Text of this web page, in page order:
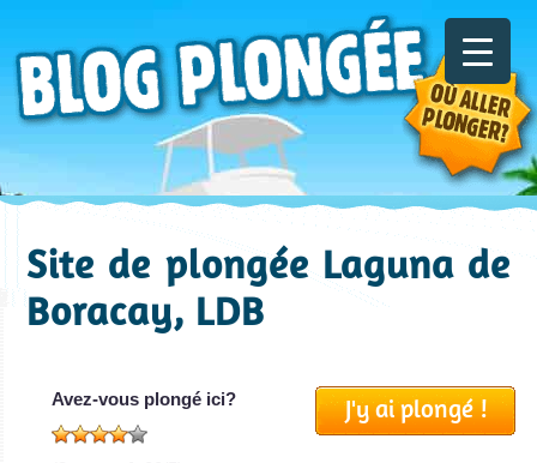
Site de plongée Laguna de
Boracay, LDB
J'y ai plongé !
Avez-vous plongé ici?